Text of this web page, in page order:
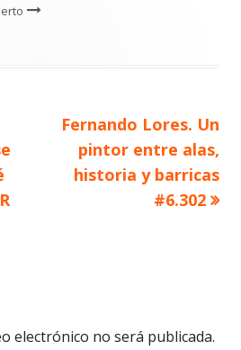
Artículo
siguiente
Fernando Lores. Un
pintor entre alas,
historia y barricas
#6.302
electrónico no será publicada.